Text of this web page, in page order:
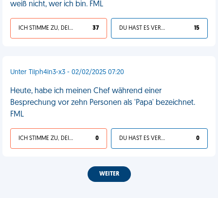
weiß nicht, wer ich bin. FML
ICH STIMME ZU, DEIN LEBEN IST SCHEISSE 37 DU HAST ES VERDIENT 15
Unter Tiiph4in3-x3 - 02/02/2025 07:20
Heute, habe ich meinen Chef während einer
Besprechung vor zehn Personen als 'Papa' bezeichnet.
FML
ICH STIMME ZU, DEIN LEBEN IST SCHEISSE 0 DU HAST ES VERDIENT 0
WEITER